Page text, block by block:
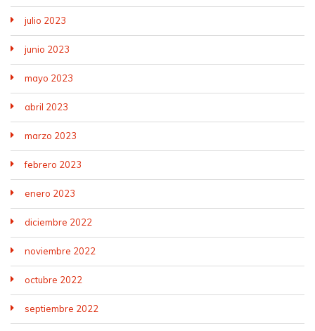
julio 2023
junio 2023
mayo 2023
abril 2023
marzo 2023
febrero 2023
enero 2023
diciembre 2022
noviembre 2022
octubre 2022
septiembre 2022